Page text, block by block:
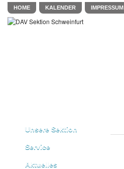
HOME KALENDER IMPRESSUM
Unsere Sektion
Service
Aktuelles